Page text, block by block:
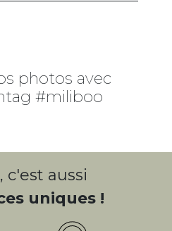
photos avec
#miliboo
c'est aussi
uniques !